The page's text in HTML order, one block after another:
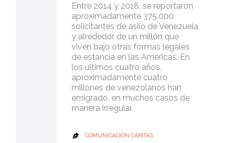
Entre 2014 y 2018, se reportaron
aproximadamente 375.000
solicitantes de asilo de Venezuela
y alrededor de un millón que
viven bajo otras formas legales
de estancia en las Américas. En
los últimos cuatro años,
aproximadamente cuatro
millones de venezolanos han
emigrado, en muchos casos de
manera irregular.
 COMUNICACIÓN CÁRITAS